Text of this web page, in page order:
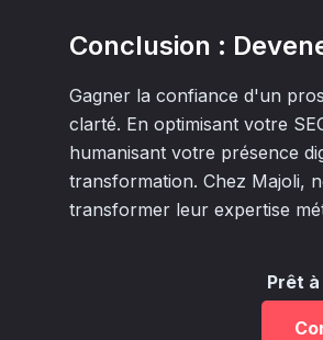
Conclusion :
Gagner la confiance d'un
clarté. En optimisant votre
humanisant votre présence
transformation. Chez Majoli,
transformer leur expertise
Prêt